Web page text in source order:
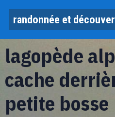
randonnée et
lagopède
cache
petite bosse